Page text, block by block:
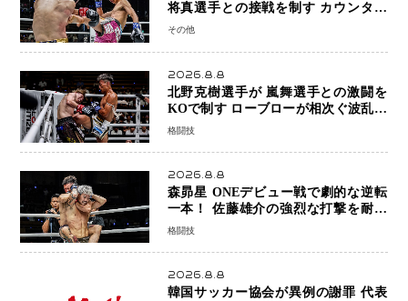
将真選手との接戦を制す カウンター
と正確な打撃で判定勝利
その他
2026.8.8
北野克樹選手が 嵐舞選手との激闘を
KOで制す ローブローが相次ぐ波乱の
展開…涙の勝利「生まれてくる娘のた
格闘技
2026.8.8
森昴星 ONEデビュー戦で劇的な逆転
一本！ 佐藤雄介の強烈な打撃を耐え
抜き、リアネイキッドチョークで勝利
格闘技
2026.8.8
韓国サッカー協会が異例の謝罪 代表